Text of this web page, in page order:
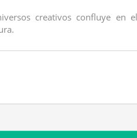
creativos confluye en